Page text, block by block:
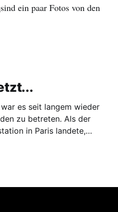
sind ein paar Fotos von den
es seit langem wieder
betreten. Als der
in Paris landete,
Das Seltsame daran war,